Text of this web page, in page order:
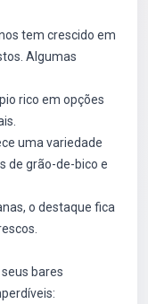
tem crescido em
Algumas
rico em opções
uma variedade
de grão-de-bico e
o destaque fica
bares